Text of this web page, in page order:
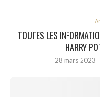
TOUTES LES
HARRY
28 mars 2023